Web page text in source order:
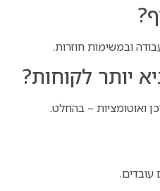
ובמשימות חוזרות.
ואוטומציות – בהחלט.